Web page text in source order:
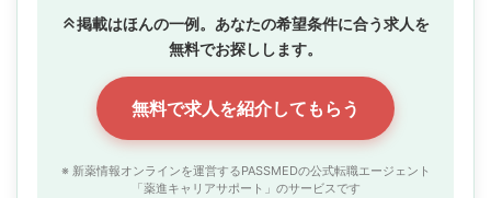
掲載はほんの一例。あなたの希望条件に合う求人を
無料でお探しします。
無料で求人を紹介してもらう
※ 新薬情報オンラインを運営するPASSMEDの公式転職エージェント
「薬進キャリアサポート」のサービスです